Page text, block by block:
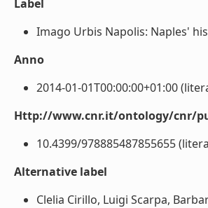
Label
Imago Urbis Napolis: Naples'
Anno
2014-01-01T00:00:00+01:00
Http://www.cnr.it/ontology/cnr/
10.4399/978885487855655
Alternative label
Clelia Cirillo, Luigi Scarpa,